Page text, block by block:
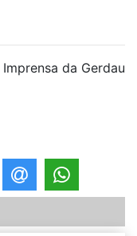
da Gerdau